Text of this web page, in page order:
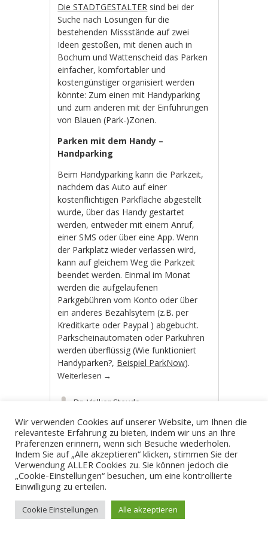
Die STADTGESTALTER sind bei der
Suche nach Lösungen für die
bestehenden Missstände auf zwei
Ideen gestoßen, mit denen auch in
Bochum und Wattenscheid das Parken
einfacher, komfortabler und
kostengünstiger organisiert werden
könnte: Zum einen mit Handyparking
und zum anderen mit der Einführungen
von Blauen (Park-)Zonen.
Parken mit dem Handy –
Handparking
Beim Handyparking kann die Parkzeit,
nachdem das Auto auf einer
kostenflichtigen Parkfläche abgestellt
wurde, über das Handy gestartet
werden, entweder mit einem Anruf,
einer SMS oder über eine App. Wenn
der Parkplatz wieder verlassen wird,
kann auf gleichem Weg die Parkzeit
beendet werden. Einmal im Monat
werden die aufgelaufenen
Parkgebühren vom Konto oder über
ein anderes Bezahlsytem (z.B. per
Kreditkarte oder Paypal ) abgebucht.
Parkscheinautomaten oder Parkuhren
werden überflüssig (Wie funktioniert
Handyparken?, Beispiel ParkNow).
Weiterlesen →
Dr. Volker Steude
Bochum-Mitte,Bochum-Nord,
Bochum-Ost,Bochum-Süd,Bochum-
Süd-West,Ideen,Wattenscheid
Hamdyparken ,Parken,Parken auf
Bürgersteigen,Parken in Bochum,
Parkflächen,
Bochum,Parkraumbewirtschaftung
Parkraumkonzept, Parkscheinautomat
Wir verwenden Cookies auf unserer Website, um Ihnen die
relevanteste Erfahrung zu bieten, indem wir uns an Ihre
Präferenzen erinnern, wenn sich Besuche wiederholen.
Indem Sie auf „Alle akzeptieren“ klicken, stimmen Sie der
Verwendung ALLER Cookies zu. Sie können jedoch die
„Cookie-Einstellungen“ besuchen, um eine kontrollierte
Einwilligung zu erteilen.
Cookie Einstellungen Alle akzeptieren